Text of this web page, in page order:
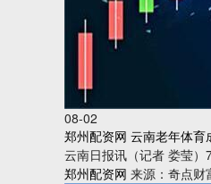
08-02
郑州配资网 云南老年体育
云南日报讯（记者 娄莹
郑州配资网 来源：奇点财